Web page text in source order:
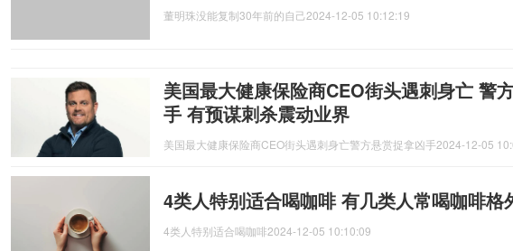
董明珠没能复制30年前的自己2024-12-05 10:12:19
美国最大健康保险商CEO街头遇刺身亡 警
手 有预谋刺杀震动业界
美国最大健康保险商CEO街头遇刺身亡警方悬赏捉拿凶手2024-12-05
4类人特别适合喝咖啡 有几类人常喝咖啡格
4类人特别适合喝咖啡2024-12-05 10:10:09